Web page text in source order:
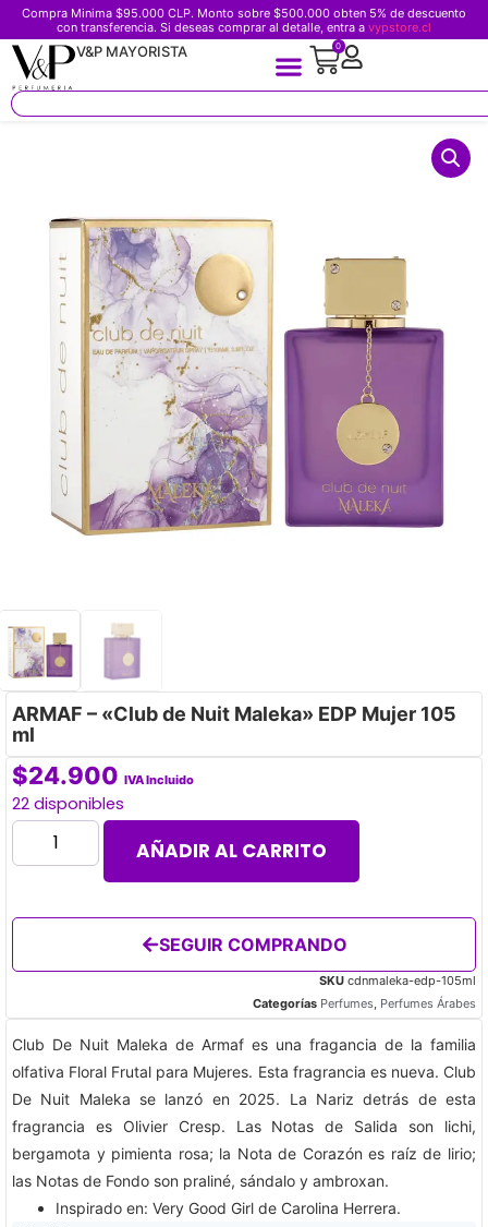
Compra Minima $95.000 CLP. Monto sobre $500.000 obten 5% de descuento
con transferencia. Si deseas comprar al detalle, entra a vypstore.cl
V&P MAYORISTA 0
ARMAF – «Club de Nuit Maleka» EDP Mujer 105
ml
$24.900 IVA Incluido
22 disponibles
AÑADIR AL CARRITO
SEGUIR COMPRANDO
SKU cdnmaleka-edp-105ml
Categorías Perfumes, Perfumes Árabes
Club De Nuit Maleka de Armaf es una fragancia de la familia
olfativa Floral Frutal para Mujeres. Esta fragrancia es nueva. Club
De Nuit Maleka se lanzó en 2025. La Nariz detrás de esta
fragrancia es Olivier Cresp. Las Notas de Salida son lichi,
bergamota y pimienta rosa; la Nota de Corazón es raíz de lirio;
las Notas de Fondo son praliné, sándalo y ambroxan.
​Inspirado en: Very Good Girl de Carolina Herrera.